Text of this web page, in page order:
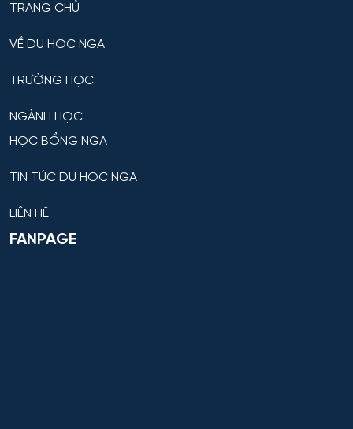
Hồ chứa và Kỹ thuật sản xuất
Hỗ trợ dẫn đường – hệ thống quỹ đạo cho thiết bị vũ
Hỗ trợ kỹ thuật và kinh tế cho công nghệ vận tải
đường thủy và quy trình kinh doanh
Hỗ trợ pháp lý trong hoạt động giám sát tài chính
Hỗ trợ pháp lý về an ninh quốc gia
TRANG CHỦ
VỀ DU HỌC NGA
TRƯỜNG HỌC
NGÀNH HỌC
HỌC BỔNG NGA
TIN TỨC DU HỌC NGA
LIÊN HỆ
FANPAGE